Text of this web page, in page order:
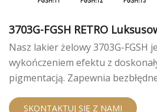
3703G-FGSH RETRO
żelowy
Nasz lakier żelowy 3703G-FGSH
wykończeniem efektu z
pigmentacją. Zapewnia
odpryskiwania lub obierania.
SKONTAKTUJ SIĘ Z NAMI